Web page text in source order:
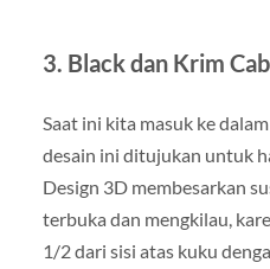
3. Black dan Krim
Saat ini kita masuk ke
desain ini ditujukan untuk
Design 3D membesarkan
terbuka dan mengkilau,
1/2 dari sisi atas kuku